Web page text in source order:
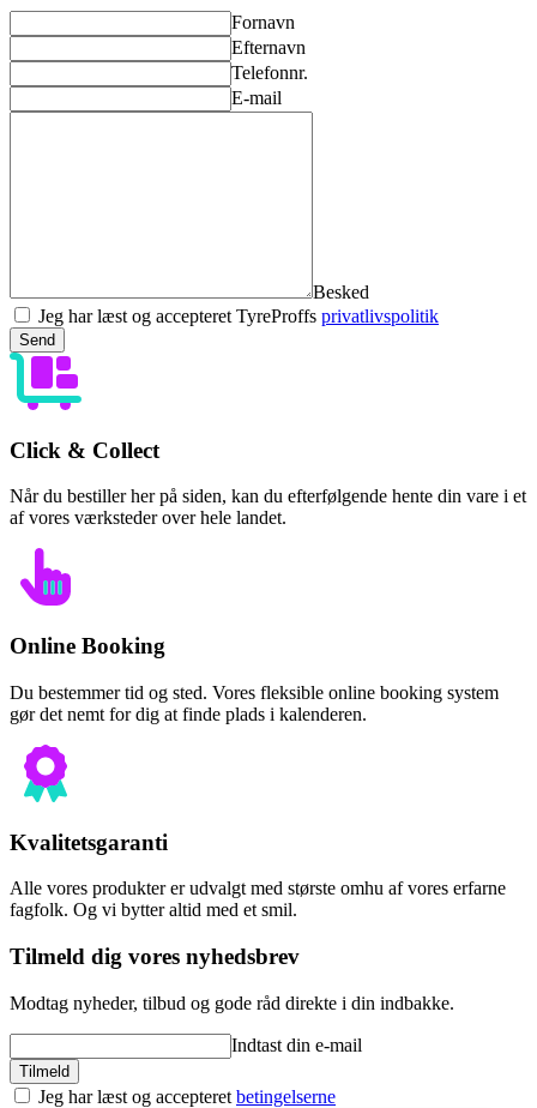
Fornavn
Efternavn
Telefonnr.
E-mail
Besked
Jeg har læst og accepteret TyreProffs privatlivspolitik
Send
Click & Collect
Når du bestiller her på siden, kan du efterfølgende hente din vare i et
af vores værksteder over hele landet.
Online Booking
Du bestemmer tid og sted. Vores fleksible online booking system
gør det nemt for dig at finde plads i kalenderen.
Kvalitetsgaranti
Alle vores produkter er udvalgt med største omhu af vores erfarne
fagfolk. Og vi bytter altid med et smil.
Tilmeld dig vores nyhedsbrev
Modtag nyheder, tilbud og gode råd direkte i din indbakke.
Indtast din e-mail
Tilmeld
Jeg har læst og accepteret betingelserne